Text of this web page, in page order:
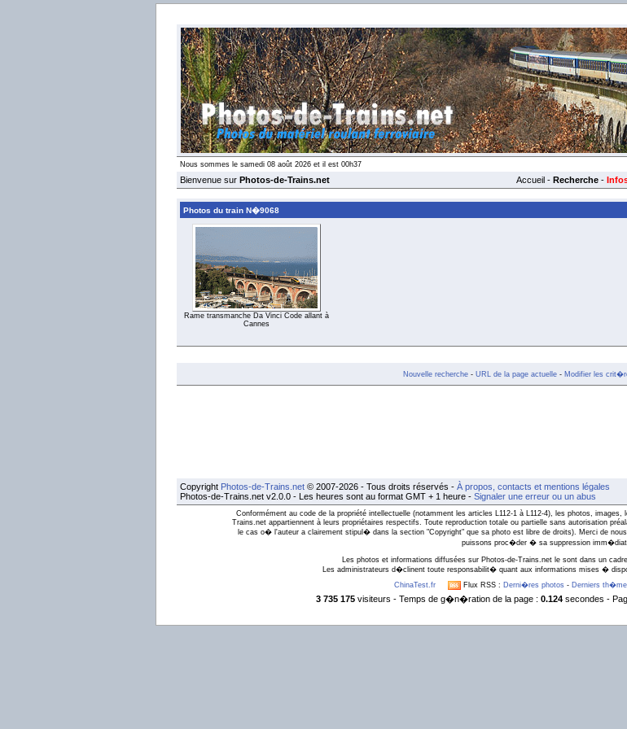
Nous sommes le samedi 08 août 2026 et il est 00h37
Bienvenue sur Photos-de-Trains.net Accueil - Recherche -
Photos du train N�9068
Rame transmanche Da Vinci Code allant à
Cannes
Nouvelle recherche- URL de la page actuelle- Modifier les
Copyright Photos-de-Trains.net © 2007-2026 - Tous droits réservés - À propos, contacts et mentions légales
Photos-de-Trains.net v2.0.0 - Les heures sont au format GMT + 1 heure - Signaler une erreur ou un abus
Conformément au code de la propriété intellectuelle (notamment les articles L112-1 à L112-4), les photos,
Trains.net appartiennent à leurs propriétaires respectifs. Toute reproduction totale ou partielle sans autorisation
le cas o� l'auteur a clairement stipul� dans la section "Copyright" que sa photo est libre de droits). Merci de
puissons proc�der � sa suppression
Les photos et informations diffusées sur Photos-de-Trains.net le sont dans un
Les administrateurs d�clinent toute responsabilit� quant aux informations mises �
ChinaTest.fr
Flux RSS : Derni�res photos - Derniers
3 735 175visiteurs - Temps de g�n�ration de la page : 0.124secondes -